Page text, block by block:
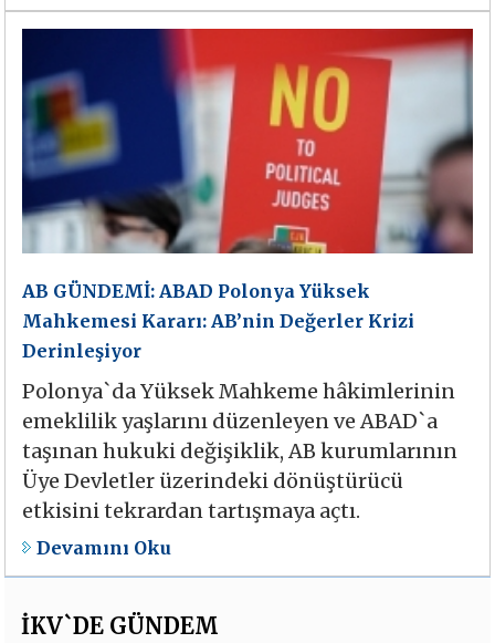
AB GÜNDEMİ: ABAD Polonya Yüksek
Mahkemesi Kararı: AB’nin Değerler Krizi
Derinleşiyor
Polonya`da Yüksek Mahkeme hâkimlerinin
emeklilik yaşlarını düzenleyen ve ABAD`a
taşınan hukuki değişiklik, AB kurumlarının
Üye Devletler üzerindeki dönüştürücü
etkisini tekrardan tartışmaya açtı.
Devamını Oku
İKV`DE GÜNDEM